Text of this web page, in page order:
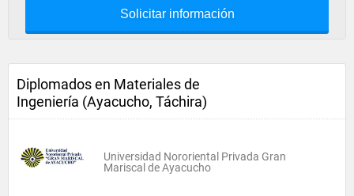
Solicitar información
Diplomados en Materiales de
Ingeniería (Ayacucho, Táchira)
Universidad Nororiental Privada Gran
Mariscal de Ayacucho